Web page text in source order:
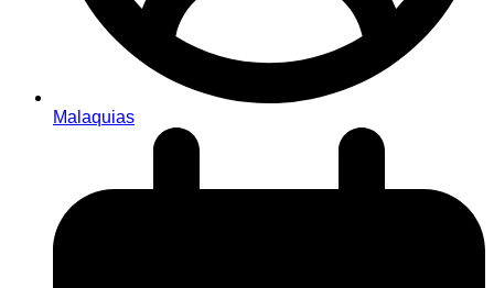
Malaquias